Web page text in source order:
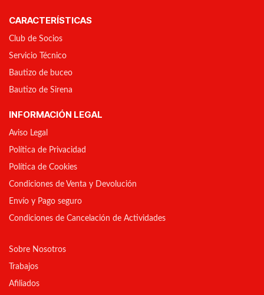
CARACTERÍSTICAS
Club de Socios
Servicio Técnico
Bautizo de buceo
Bautizo de Sirena
INFORMACIÓN LEGAL
Aviso Legal
Política de Privacidad
Política de Cookies
Condiciones de Venta y Devolución
Envío y Pago seguro
Condiciones de Cancelación de Actividades
Sobre Nosotros
Trabajos
Afiliados